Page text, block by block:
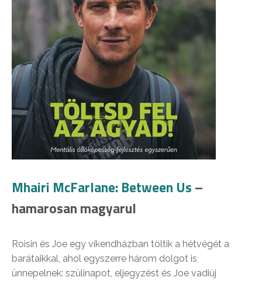
Mhairi McFarlane: Between Us –
hamarosan magyarul
Roisin és Joe egy víkendházban töltik a hétvégét a
barátaikkal, ahol egyszerre három dolgot is
ünnepelnek: szülinapot, eljegyzést és Joe vadiúj